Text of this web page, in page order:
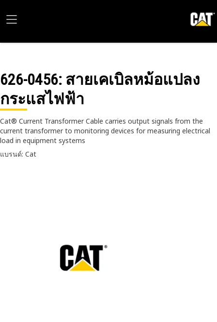
626-0456: สายเคเบิลหม้อแปลง
กระแสไฟฟ้า
Cat® Current Transformer Cable carries output signals from the
current transformer to monitoring devices for measuring electrical
load in equipment systems
แบรนด์: Cat